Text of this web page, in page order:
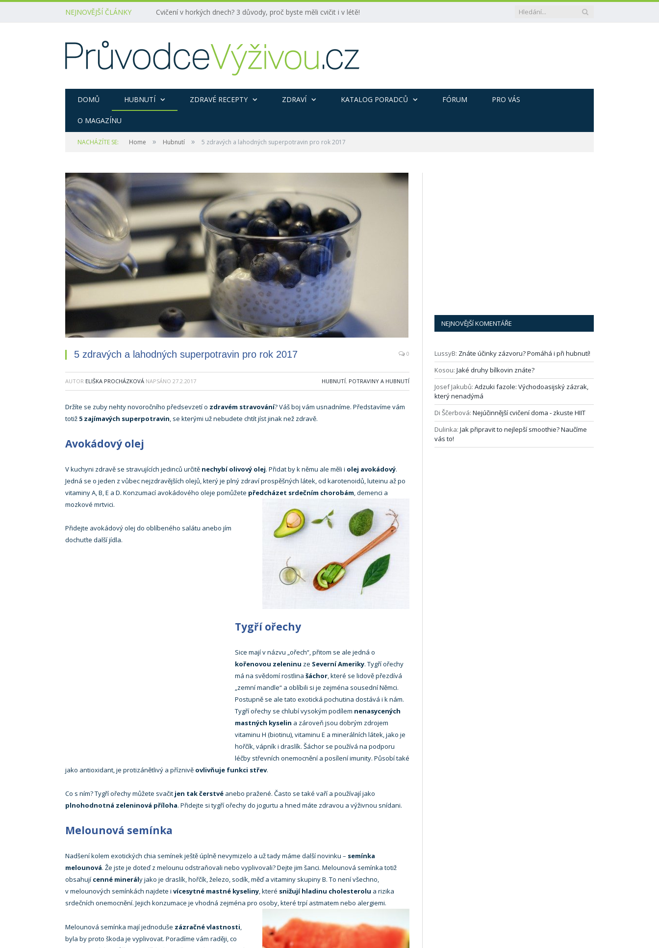
NEJNOVĚJŠÍ ČLÁNKY Cvičení v horkých dnech? 3 důvody, proč byste měli cvičit i v létě!
DOMŮ HUBNUTÍ ZDRAVÉ RECEPTY ZDRAVÍ KATALOG PORADCŮ FÓRUM PRO VÁS
O MAGAZÍNU
NACHÁZÍTE SE: Home » Hubnutí » 5 zdravých a lahodných superpotravin pro rok 2017
5 zdravých a lahodných superpotravin pro rok 2017 0
AUTOR ELIŠKA PROCHÁZKOVÁ NAPSÁNO 27.2.2017 HUBNUTÍ, POTRAVINY A HUBNUTÍ
Držíte se zuby nehty novoročního předsevzetí o zdravém stravování? Váš boj vám usnadníme. Představíme vám
totiž 5 zajímavých superpotravin, se kterými už nebudete chtít jíst jinak než zdravě.
Avokádový olej
V kuchyni zdravě se stravujících jedinců určitě nechybí olivový olej. Přidat by k němu ale měli i olej avokádový.
Jedná se o jeden z vůbec nejzdravějších olejů, který je plný zdraví prospěšných látek, od karotenoidů, luteinu až po
vitaminy A, B, E a D. Konzumací avokádového oleje pomůžete předcházet srdečním chorobám, demenci a
mozkové mrtvici.
Přidejte avokádový olej do oblíbeného salátu anebo jím
dochuťte další jídla.
Tygří ořechy
Sice mají v názvu „ořech“, přitom se ale jedná o
kořenovou zeleninu ze Severní Ameriky. Tygří ořechy
má na svědomí rostlina šáchor, které se lidově přezdívá
„zemní mandle“ a oblíbili si je zejména sousední Němci.
Postupně se ale tato exotická pochutina dostává i k nám.
Tygří ořechy se chlubí vysokým podílem nenasycených
mastných kyselin a zároveň jsou dobrým zdrojem
vitaminu H (biotinu), vitaminu E a minerálních látek, jako je
hořčík, vápník i draslík. Šáchor se používá na podporu
léčby střevních onemocnění a posílení imunity. Působí také
jako antioxidant, je protizánětlivý a příznivě ovlivňuje funkci střev.
Co s ním? Tygří ořechy můžete svačit jen tak čerstvé anebo pražené. Často se také vaří a používají jako
plnohodnotná zeleninová příloha. Přidejte si tygří ořechy do jogurtu a hned máte zdravou a výživnou snídani.
Melounová semínka
Nadšení kolem exotických chia semínek ještě úplně nevymizelo a už tady máme další novinku – semínka
melounová. Že jste je doteď z melounu odstraňovali nebo vyplivovali? Dejte jim šanci. Melounová semínka totiž
obsahují cenné minerály jako je draslík, hořčík, železo, sodík, měď a vitaminy skupiny B. To není všechno,
v melounových semínkách najdete i vícesytné mastné kyseliny, které snižují hladinu cholesterolu a rizika
srdečních onemocnění. Jejich konzumace je vhodná zejména pro osoby, které trpí astmatem nebo alergiemi.
Melounová semínka mají jednoduše zázračné vlastnosti
byla by proto škoda je vyplivovat. Poradíme vám raději, co
NEJNOVĚJŠÍ KOMENTÁŘE
LussyB: Znáte účinky zázvoru? Pomáhá i při hubnutí!
Kosou: Jaké druhy bílkovin znáte?
Josef Jakubů: Adzuki fazole: Východoasijský zázrak,
který nenadýmá
Di Ščerbová: Nejúčinnější cvičení doma ‑ zkuste HIIT
Dulinka: Jak připravit to nejlepší smoothie? Naučíme
vás to!